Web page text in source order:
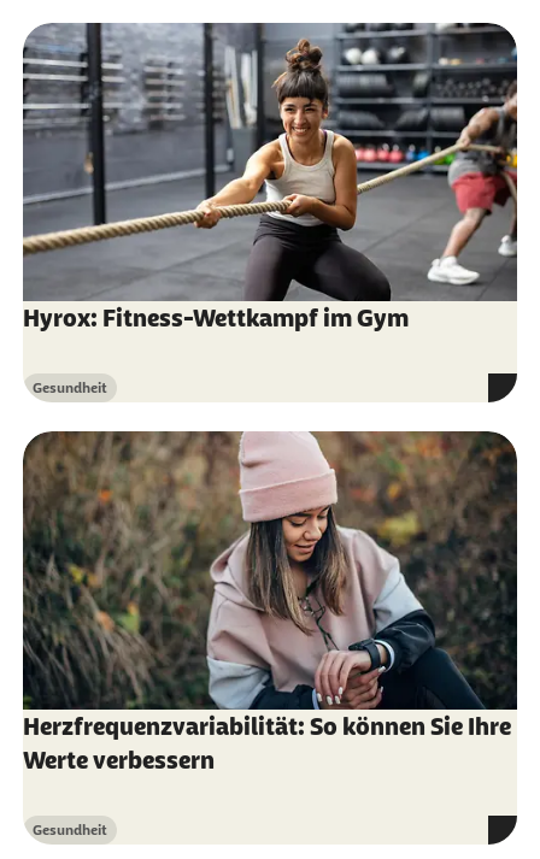
Hyrox: Fitness-Wettkampf im Gym
Kategorie
Gesundheit
Herzfrequenzvariabilität: So können Sie Ihre
Werte verbessern
Kategorie
Gesundheit